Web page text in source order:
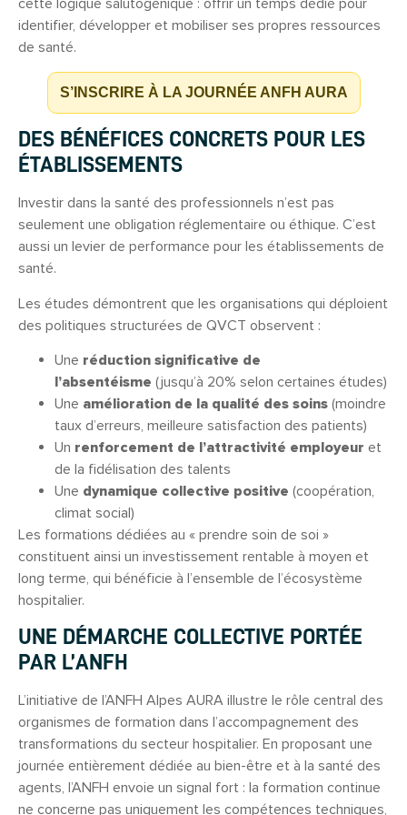
cette logique salutogénique : offrir un temps dédié pour
identifier, développer et mobiliser ses propres ressources
de santé.
S’INSCRIRE À LA JOURNÉE ANFH AURA
DES BÉNÉFICES CONCRETS POUR LES
ÉTABLISSEMENTS
Investir dans la santé des professionnels n’est pas
seulement une obligation réglementaire ou éthique. C’est
aussi un levier de performance pour les établissements de
santé.
Les études démontrent que les organisations qui déploient
des politiques structurées de QVCT observent :
Une réduction significative de
l’absentéisme (jusqu’à 20% selon certaines études)
Une amélioration de la qualité des soins (moindre
taux d’erreurs, meilleure satisfaction des patients)
Un renforcement de l’attractivité employeur et
de la fidélisation des talents
Une dynamique collective positive (coopération,
climat social)
Les formations dédiées au « prendre soin de soi »
constituent ainsi un investissement rentable à moyen et
long terme, qui bénéficie à l’ensemble de l’écosystème
hospitalier.
UNE DÉMARCHE COLLECTIVE PORTÉE
PAR L’ANFH
L’initiative de l’ANFH Alpes AURA illustre le rôle central des
organismes de formation dans l’accompagnement des
transformations du secteur hospitalier. En proposant une
journée entièrement dédiée au bien-être et à la santé des
agents, l’ANFH envoie un signal fort : la formation continue
ne concerne pas uniquement les compétences techniques,